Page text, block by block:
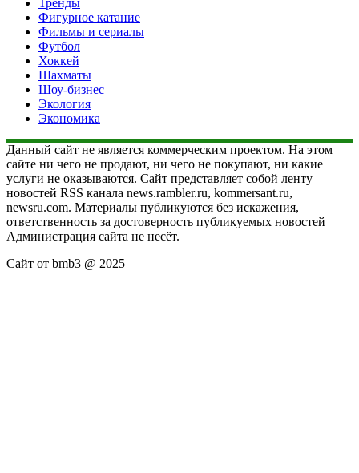
Фигурное катание
Фильмы и сериалы
Футбол
Хоккей
Шахматы
Шоу-бизнес
Экология
Экономика
Данный сайт не является коммерческим проектом. На этом
сайте ни чего не продают, ни чего не покупают, ни какие
услуги не оказываются. Сайт представляет собой ленту
новостей RSS канала news.rambler.ru, kommersant.ru,
newsru.com. Материалы публикуются без искажения,
ответственность за достоверность публикуемых новостей
Администрация сайта не несёт.
Сайт от bmb3 @ 2025